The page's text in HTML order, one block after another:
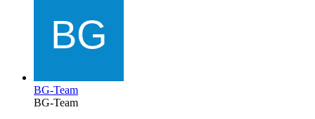
BG-Team
BG-Team